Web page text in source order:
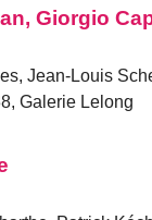
Giorgio
Jean-Louis
Galerie Lelong